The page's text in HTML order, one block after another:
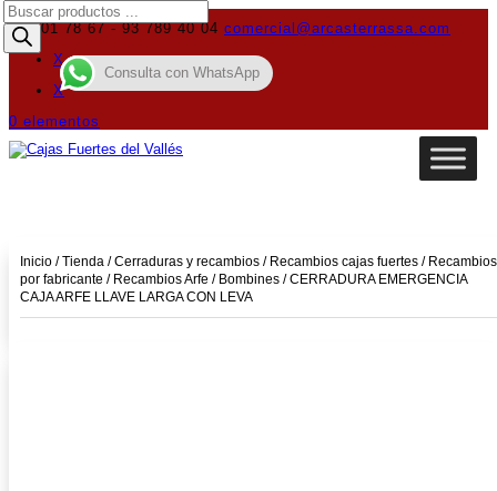
619 01 78 67 - 93 789 40 04 comercial@arcasterrassa.com
X
X
0 elementos
Búsqueda
de
productos
Inicio /Tienda /Cerraduras y recambios / Recambios cajas fuertes / Recambios
por fabricante / Recambios Arfe / Bombines / CERRADURA EMERGENCIA
CAJA ARFE LLAVE LARGA CON LEVA
Consulta con WhatsApp